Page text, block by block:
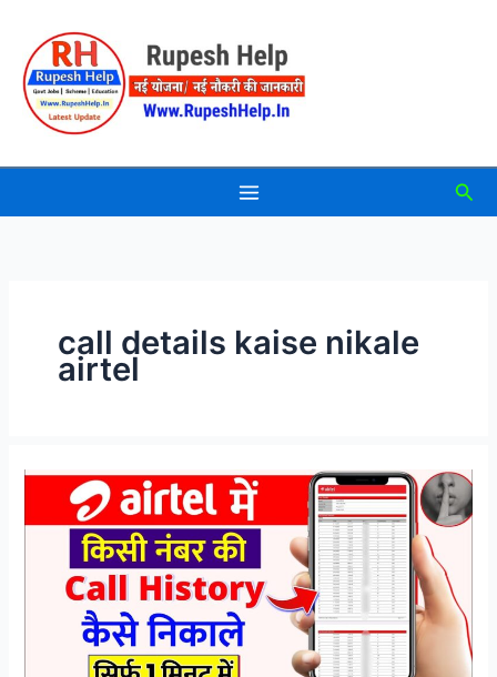
content
call details kaise nikale
airtel